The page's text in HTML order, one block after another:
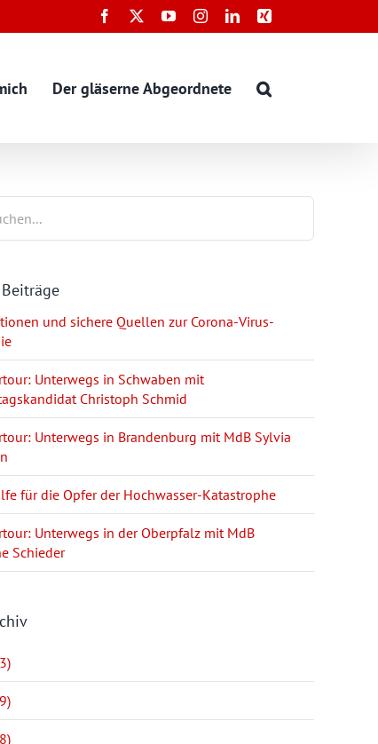
Facebook YouTubeInstagramLinkedInXing
Der gläserne Abgeordnete
und sichere Quellen zur Corona-Virus-
Unterwegs in Schwaben mit
Christoph Schmid
Unterwegs in Brandenburg mit MdB Sylvia
für die Opfer der Hochwasser-Katastrophe
Unterwegs in der Oberpfalz mit MdB
Schieder